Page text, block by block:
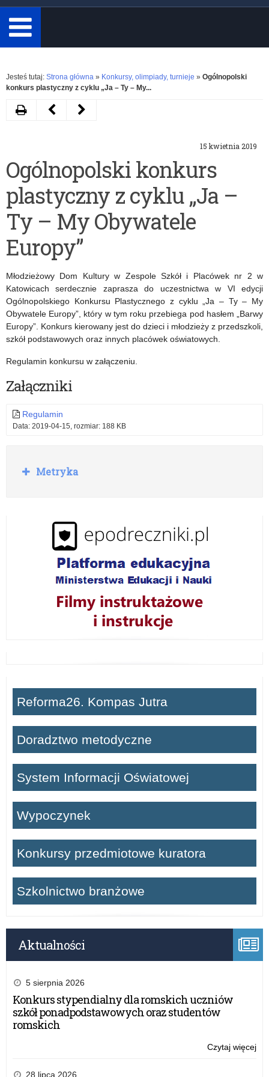
minimum
3
znaki.
Rozwiń
Jesteś tutaj: Strona główna » Konkursy, olimpiady, turnieje » Ogólnopolski
konkurs plastyczny z cyklu „Ja – Ty – My...
15 kwietnia 2019
Ogólnopolski konkurs
plastyczny z cyklu „Ja –
Ty – My Obywatele
Europy”
Młodzieżowy Dom Kultury w Zespole Szkół i Placówek nr 2 w
Katowicach serdecznie zaprasza do uczestnictwa w VI edycji
Ogólnopolskiego Konkursu Plastycznego z cyklu „Ja – Ty – My
Obywatele Europy”, który w tym roku przebiega pod hasłem „Barwy
Europy”. Konkurs kierowany jest do dzieci i młodzieży z przedszkoli,
szkół podstawowych oraz innych placówek oświatowych.
Regulamin konkursu w załączeniu.
Załączniki
Regulamin
Data: 2019-04-15, rozmiar: 188 KB
DrukujNastępny
finałowa
10.
edycji
konkursu
„Papież
Słowianin”
–
sukces
naszej
uczennicy
Poprzedni
edycja
konkursu
„Anioł
Młodzieży
R
o
Metryka
Reforma26. Kompas Jutra
Doradztwo metodyczne
System Informacji Oświatowej
Wypoczynek
Konkursy przedmiotowe kuratora
Szkolnictwo branżowe
Aktualności
5 sierpnia 2026
Konkurs stypendialny dla romskich uczniów
szkół ponadpodstawowych oraz studentów
romskich
Czytaj więcej
28 lipca 2026